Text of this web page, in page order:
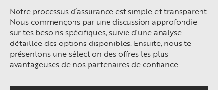
Notre processus d’assurance est simple et transparent.
Nous commençons par une discussion approfondie
sur tes besoins spécifiques, suivie d’une analyse
détaillée des options disponibles. Ensuite, nous te
présentons une sélection des offres les plus
avantageuses de nos partenaires de confiance.